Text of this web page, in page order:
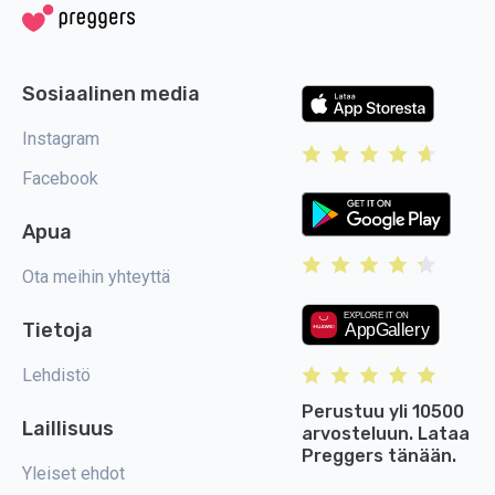
Sosiaalinen media
Instagram
Facebook
Apua
Ota meihin yhteyttä
Tietoja
Lehdistö
Laillisuus
Yleiset ehdot
Perustuu yli 10500
arvosteluun. Lataa
Preggers tänään.